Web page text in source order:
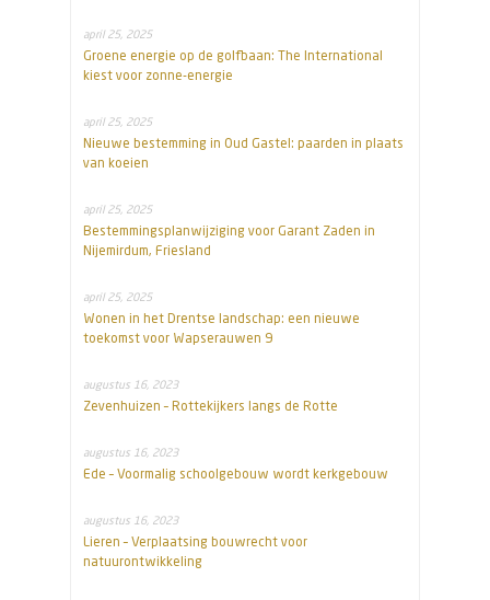
april 25, 2025
Groene energie op de golfbaan: The International
kiest voor zonne-energie
april 25, 2025
Nieuwe bestemming in Oud Gastel: paarden in plaats
van koeien
april 25, 2025
Bestemmingsplanwijziging voor Garant Zaden in
Nijemirdum, Friesland
april 25, 2025
Wonen in het Drentse landschap: een nieuwe
toekomst voor Wapserauwen 9
augustus 16, 2023
Zevenhuizen – Rottekijkers langs de Rotte
augustus 16, 2023
Ede – Voormalig schoolgebouw wordt kerkgebouw
augustus 16, 2023
Lieren – Verplaatsing bouwrecht voor
natuurontwikkeling